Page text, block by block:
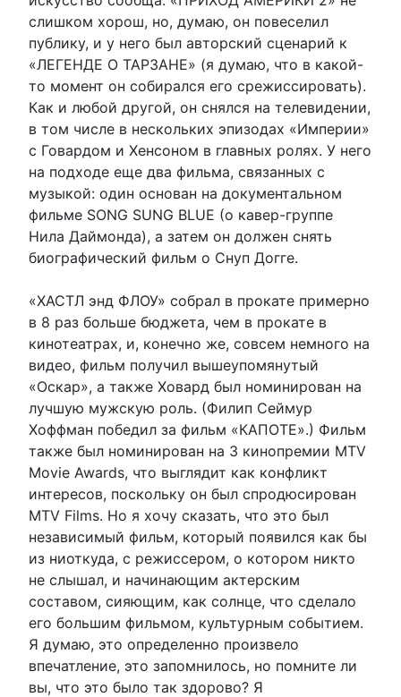
слишком хорош, но, думаю, он повеселил
публику, и у него был авторский сценарий к
«ЛЕГЕНДЕ О ТАРЗАНЕ» (я думаю, что в какой-
то момент он собирался его срежиссировать).
Как и любой другой, он снялся на телевидении,
в том числе в нескольких эпизодах «Империи»
с Говардом и Хенсоном в главных ролях. У него
на подходе еще два фильма, связанных с
музыкой: один основан на документальном
фильме SONG SUNG BLUE (о кавер-группе
Нила Даймонда), а затем он должен снять
биографический фильм о Снуп Догге.
«ХАСТЛ энд ФЛОУ» собрал в прокате примерно
в 8 раз больше бюджета, чем в прокате в
кинотеатрах, и, конечно же, совсем немного на
видео, фильм получил вышеупомянутый
«Оскар», а также Ховард был номинирован на
лучшую мужскую роль. (Филип Сеймур
Хоффман победил за фильм «КАПОТЕ».) Фильм
также был номинирован на 3 кинопремии MTV
Movie Awards, что выглядит как конфликт
интересов, поскольку он был спродюсирован
MTV Films. Но я хочу сказать, что это был
независимый фильм, который появился как бы
из ниоткуда, с режиссером, о котором никто
не слышал, и начинающим актерским
составом, сияющим, как солнце, что сделало
его большим фильмом, культурным событием.
Я думаю, это определенно произвело
впечатление, это запомнилось, но помните ли
вы, что это было так здорово? Я